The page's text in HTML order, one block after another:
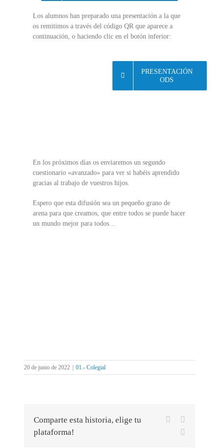
Los alumnos han preparado una presentación a la que
os remitimos a través del código QR que aparece a
continuación, o haciendo clic en el botón inferior:
PRESENTACIÓN
ODS
En los próximos días os enviaremos un segundo
cuestionario «avanzado» para ver si habéis aprendido
gracias al trabajo de vuestros hijos.
Espero que esta difusión sea un pequeño grano de
arena para que creamos, que entre todos se puede hacer
un mundo mejor para todos…
20 de junio de 2022 01.- Colegial
Comparte esta historia, elige tu
plataforma!
Facebook